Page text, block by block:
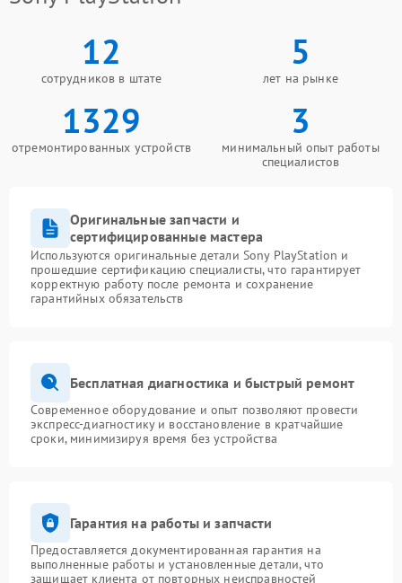
12
сотрудников в штате
5
лет на рынке
1329
отремонтированных устройств
3
минимальный опыт работы
специалистов
Оригинальные запчасти и
сертифицированные мастера
Используются оригинальные детали Sony PlayStation и
прошедшие сертификацию специалисты, что гарантирует
корректную работу после ремонта и сохранение
гарантийных обязательств
Бесплатная диагностика и быстрый ремонт
Современное оборудование и опыт позволяют провести
экспресс-диагностику и восстановление в кратчайшие
сроки, минимизируя время без устройства
Гарантия на работы и запчасти
Предоставляется документированная гарантия на
выполненные работы и установленные детали, что
защищает клиента от повторных неисправностей